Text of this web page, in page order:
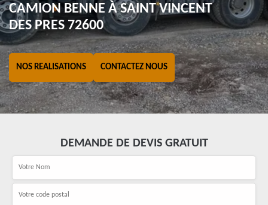
CAMION BENNE À SAINT VINCENT
DES PRES 72600
NOS REALISATIONS CONTACTEZ NOUS
DEMANDE DE DEVIS GRATUIT